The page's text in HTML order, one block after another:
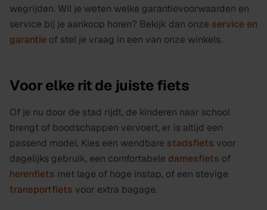
wegrijden. Wil je weten welke garantievoorwaarden en
service bij je aankoop horen? Bekijk dan onze service en
garantie of stel je vraag in een van onze winkels.
Voor elke rit de juiste fiets
Of je nu door de stad rijdt, de kinderen naar school
brengt of boodschappen vervoert, er is altijd een
passend model. Kies een wendbare stadsfiets voor
dagelijks gebruik, een comfortabele damesfiets of
herenfiets met lage of hoge instap, of een stevige
transportfiets voor extra bagage.